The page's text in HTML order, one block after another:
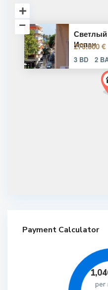
Светлый
Испан
270.000 €
3 BD 2
Payment Calculator
per